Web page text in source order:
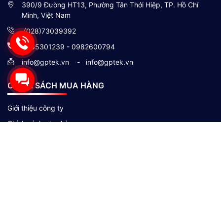
390/9 Đường HT13, Phường Tân Thới Hiệp, TP. Hồ Chí
Minh, Việt Nam
(028)73039392
0865301239 - 0982600794
info@gptek.vn
- info@gptek.vn
CHÍNH SÁCH MUA HÀNG
Giới thiệu công ty
Chính sách giao hàng